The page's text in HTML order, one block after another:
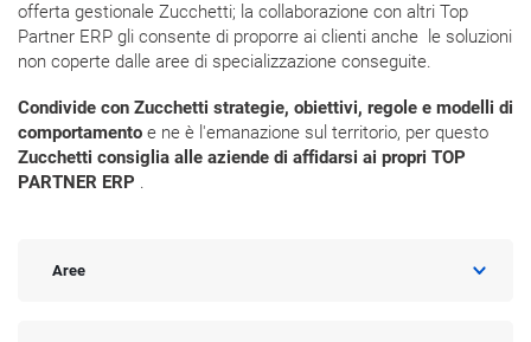
offerta gestionale Zucchetti; la collaborazione con altri Top
Partner ERP gli consente di proporre ai clienti anche le soluzioni
non coperte dalle aree di specializzazione conseguite.
Condivide con Zucchetti strategie, obiettivi, regole e modelli di
comportamento e ne è l'emanazione sul territorio, per questo
Zucchetti consiglia alle aziende di affidarsi ai propri TOP
PARTNER ERP .
Aree